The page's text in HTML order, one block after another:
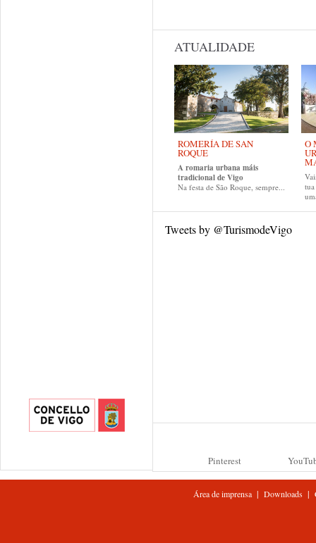
ATUALIDADE
ROMERÍA DE SAN
ROQUE
A romaria urbana máis
tradicional de Vigo
Na festa de São Roque, sempre...
O
Tweets by @TurismodeVigo
Pinterest
Área de imprensa| Downloads|